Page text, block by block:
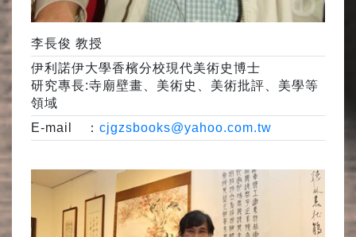
李長俊 教授
伊利諾伊大學香檳分校現代美術史博士
研究專長:寺廟壁畫、美術史、美術批評、美學等
領域
E-mail ： cjgzsbooks@yahoo.com.tw